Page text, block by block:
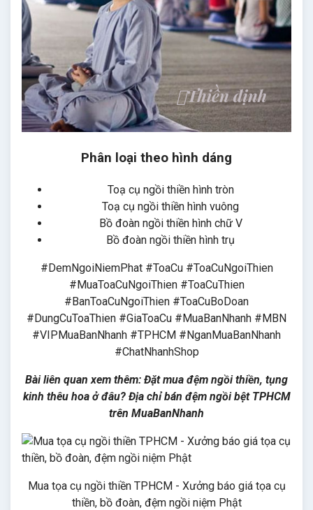
Phân loại theo hình dáng
Toạ cụ ngồi thiền hình tròn
Toạ cụ ngồi thiền hình vuông
Bồ đoàn ngồi thiền hình chữ V
Bồ đoàn ngồi thiền hình trụ
#DemNgoiNiemPhat #ToaCu #ToaCuNgoiThien
#MuaToaCuNgoiThien #ToaCuThien
#BanToaCuNgoiThien #ToaCuBoDoan
#DungCuToaThien #GiaToaCu #MuaBanNhanh #MBN
#VIPMuaBanNhanh #TPHCM #NganMuaBanNhanh
#ChatNhanhShop
Bài liên quan xem thêm: Đặt mua đệm ngồi thiền, tụng
kinh thêu hoa ở đâu? Địa chỉ bán đệm ngồi bệt TPHCM
trên MuaBanNhanh
Mua tọa cụ ngồi thiền TPHCM - Xưởng báo giá tọa cụ
thiền, bồ đoàn, đệm ngồi niệm Phật